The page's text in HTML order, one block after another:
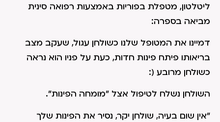
ליטלטון, מטפלת בפוריות באמצעות רפואה סינית
מביאה בספרה:
דמיינו את המטופל שלנו כשולחן עגול, שעקב מצב
בריאותו פיתח פינות חדות, כעת על פניו הוא נראה
כשולחן מרובע (:
השולחן נשלח לטיפול אצל "מומחה הפינות".
"אין שום בעיה, שולחן יקר, נסיר את הפינות שלך